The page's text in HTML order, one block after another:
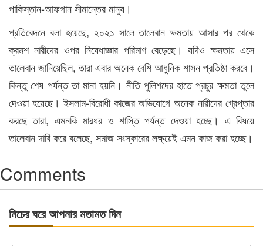
পাকিস্তান-আফগান সীমান্তের মানুষ।
প্রতিবেদনে বলা হয়েছে, ২০২১ সালে তালেবান ক্ষমতায় আসার পর থেকে
ক্রমশ নারীদের ওপর নিষেধাজ্ঞার পরিমাণ বেড়েছে। যদিও ক্ষমতায় এসে
তালেবান জানিয়েছিল, তারা এবার অনেক বেশি আধুনিক শাসন প্রতিষ্ঠা করবে।
কিন্তু শেষ পর্যন্ত তা মানা হয়নি। নীতি পুলিশদের হাতে প্রচুর ক্ষমতা তুলে
দেওয়া হয়েছে। ইসলাম-বিরোধী কাজের অভিযোগে অনেক নারীদের গ্রেপ্তার
করছে তারা, এমনকি মারধর ও শাস্তি পর্যন্ত দেওয়া হচ্ছে। এ বিষয়ে
তালেবান দাবি করে বলেছে, সমাজ সংস্কারের লক্ষ্য়েই এমন কাজ করা হচ্ছে।
Comments
নিচের ঘরে আপনার মতামত দিন